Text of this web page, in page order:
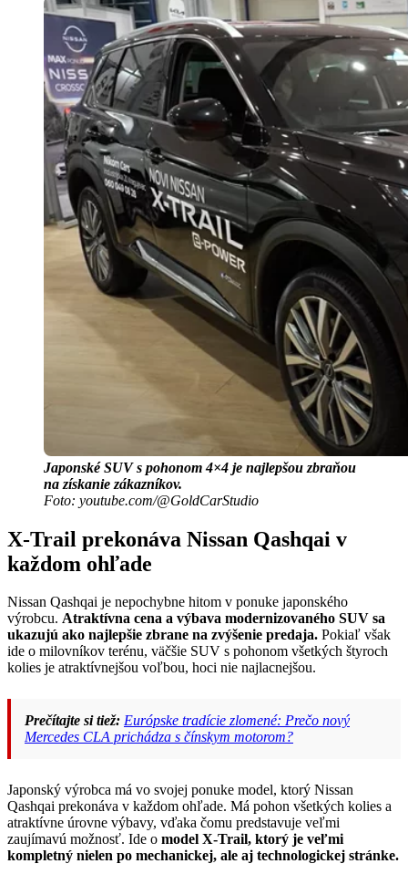
Japonské SUV s pohonom 4×4 je najlepšou zbraňou
na získanie zákazníkov.
Foto: youtube.com/@GoldCarStudio
X-Trail prekonáva Nissan Qashqai v
každom ohľade
Nissan Qashqai je nepochybne hitom v ponuke japonského
výrobcu. Atraktívna cena a výbava modernizovaného SUV sa
ukazujú ako najlepšie zbrane na zvýšenie predaja. Pokiaľ však
ide o milovníkov terénu, väčšie SUV s pohonom všetkých štyroch
kolies je atraktívnejšou voľbou, hoci nie najlacnejšou.
Prečítajte si tiež: Európske tradície zlomené: Prečo nový
Mercedes CLA prichádza s čínskym motorom?
Japonský výrobca má vo svojej ponuke model, ktorý Nissan
Qashqai prekonáva v každom ohľade. Má pohon všetkých kolies a
atraktívne úrovne výbavy, vďaka čomu predstavuje veľmi
zaujímavú možnosť. Ide o model X-Trail, ktorý je veľmi
kompletný nielen po mechanickej, ale aj technologickej stránke.